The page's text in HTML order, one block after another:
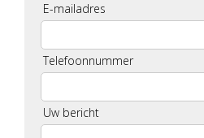
E-mailadres
Telefoonnummer
Uw bericht